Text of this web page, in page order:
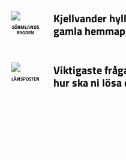
SÖRMLANDS
BYGDEN
Kjellvander
gamla
LÄNSPOSTEN
Viktigaste
hur ska ni lösa